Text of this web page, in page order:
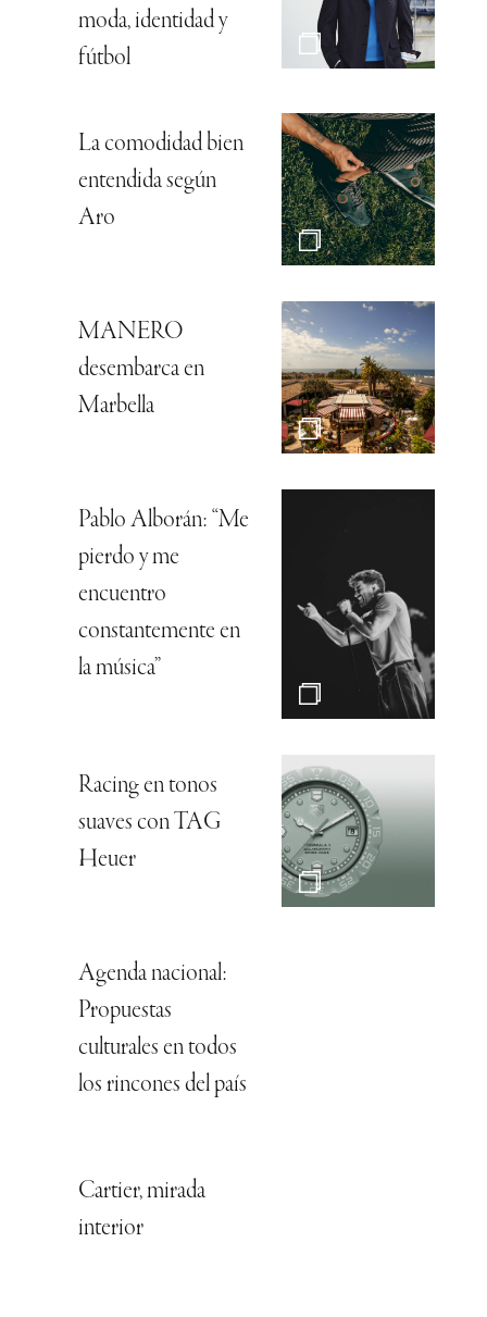
moda, identidad y
fútbol
La comodidad bien
entendida según
Aro
MANERO
desembarca en
Marbella
Pablo Alborán: “Me
pierdo y me
encuentro
constantemente en
la música”
Racing en tonos
suaves con TAG
Heuer
Agenda nacional:
Propuestas
culturales en todos
los rincones del país
Cartier, mirada
interior